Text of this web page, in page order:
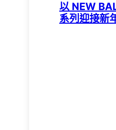
以 NEW
系列迎接新